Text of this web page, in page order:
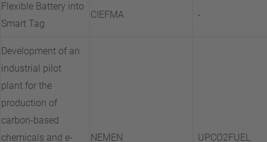
Flexible Battery into
Smart Tag
CIEFMA -
Development of an
industrial pilot
plant for the
production of
carbon-based
chemicals and e-
NEMEN UPCO2FUEL